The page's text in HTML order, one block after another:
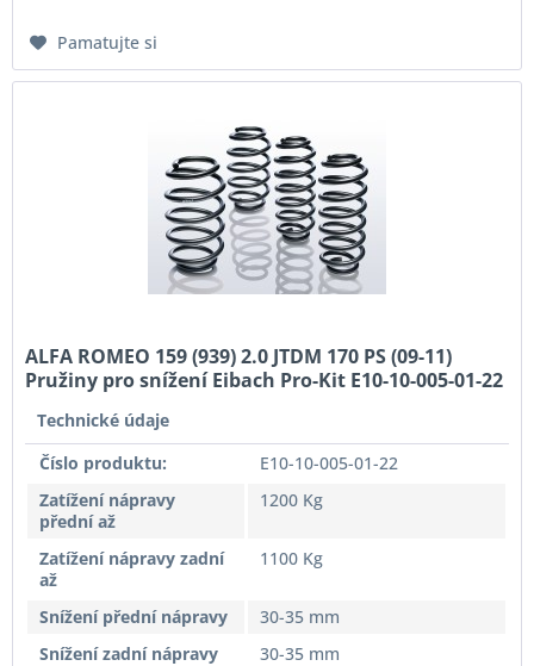
Pamatujte si
ALFA ROMEO 159 (939) 2.0 JTDM 170 PS (09-11)
Pružiny pro snížení Eibach Pro-Kit E10-10-005-01-22
Technické údaje
Číslo produktu:
E10-10-005-01-22
Zatížení nápravy
přední až
1200 Kg
Zatížení nápravy zadní
až
1100 Kg
Snížení přední nápravy
30-35 mm
Snížení zadní nápravy
30-35 mm